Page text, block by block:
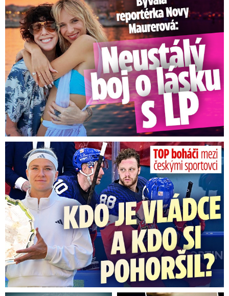
Boháči mezi českými sportovci: Kdo vládne a kdo si pohoršil?